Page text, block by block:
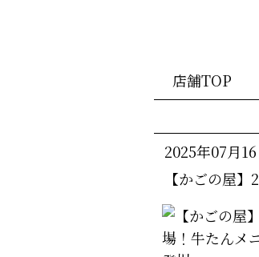
店舗TOP
2025年07月16
【かごの屋